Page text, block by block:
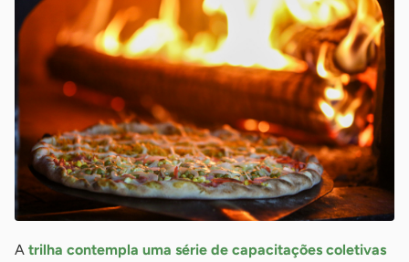
A trilha contempla uma série de capacitações coletivas